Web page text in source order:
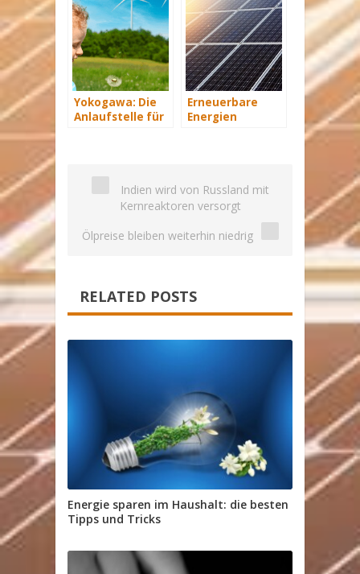
Yokogawa: Die
Anlaufstelle für
Energiemanagement
Erneuerbare
Energien
Indien wird von Russland mit
Kernreaktoren versorgt
Ölpreise bleiben weiterhin niedrig
RELATED POSTS
Energie sparen im Haushalt: die besten
Tipps und Tricks